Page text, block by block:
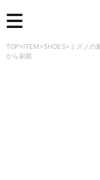
TOP>ITEM>SHOES> ミズノの
から刷新